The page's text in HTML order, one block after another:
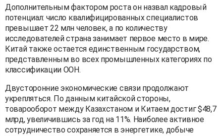
Дополнительным фактором роста он назвал кадровый
потенциал: число квалифицированных специалистов
превышает 22 млн человек, а по количеству
исследователей страна занимает первое место в мире.
Китай также остается единственным государством,
представленным во всех промышленных категориях по
классификации ООН.
Двусторонние экономические связи продолжают
укрепляться. По данным китайской стороны,
товарооборот между Казахстаном и Китаем достиг $48,7
млрд, увеличившись за год на 11%. Наиболее активное
сотрудничество сохраняется в энергетике, добыче